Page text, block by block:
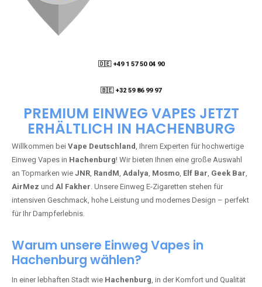
🇩🇪 +49 1 57 50 04 90
🇧🇪 +32 59 86 99 97
PREMIUM EINWEG VAPES JETZT
ERHÄLTLICH IN HACHENBURG
Willkommen bei Vape Deutschland, Ihrem Experten für hochwertige
Einweg Vapes in Hachenburg! Wir bieten Ihnen eine große Auswahl
an Topmarken wie JNR, RandM, Adalya, Mosmo, Elf Bar, Geek Bar,
AirMez und Al Fakher. Unsere Einweg E-Zigaretten stehen für
intensiven Geschmack, hohe Leistung und modernes Design – perfekt
für Ihr Dampferlebnis.
Warum unsere Einweg Vapes in
Hachenburg wählen?
In einer lebhaften Stadt wie Hachenburg, in der Komfort und Qualität